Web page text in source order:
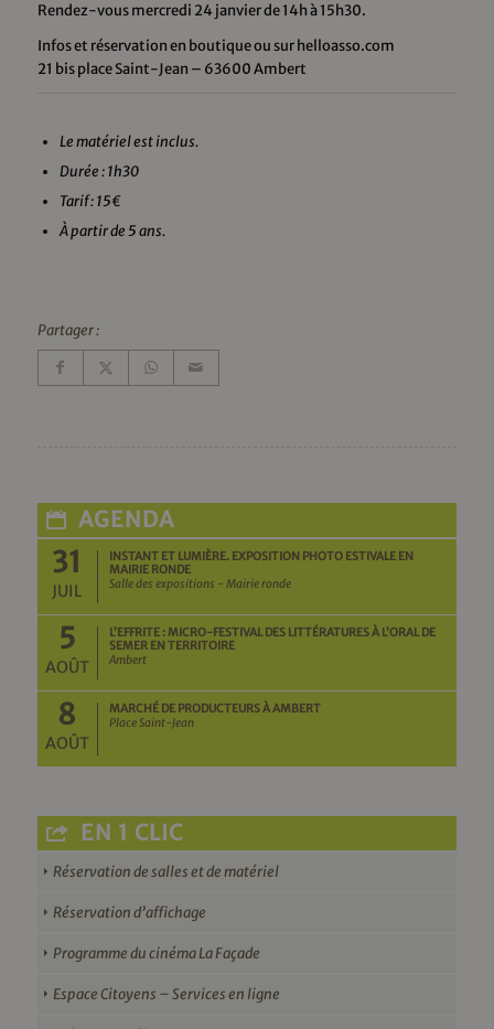
Rendez-vous mercredi 24 janvier de 14h à 15h30.
Infos et réservation en boutique ou sur helloasso.com
21 bis place Saint-Jean – 63600 Ambert
Le matériel est inclus.
Durée : 1h30
Tarif : 15€
À partir de 5 ans.
Partager :
AGENDA
31
JUIL
INSTANT ET LUMIÈRE. EXPOSITION PHOTO ESTIVALE EN
MAIRIE RONDE
Salle des expositions - Mairie ronde
5
AOÛT
L’EFFRITE : MICRO-FESTIVAL DES LITTÉRATURES À L’ORAL DE
SEMER EN TERRITOIRE
Ambert
8
AOÛT
MARCHÉ DE PRODUCTEURS À AMBERT
Place Saint-Jean
EN 1 CLIC
Réservation de salles et de matériel
Réservation d’affichage
Programme du cinéma La Façade
Espace Citoyens – Services en ligne